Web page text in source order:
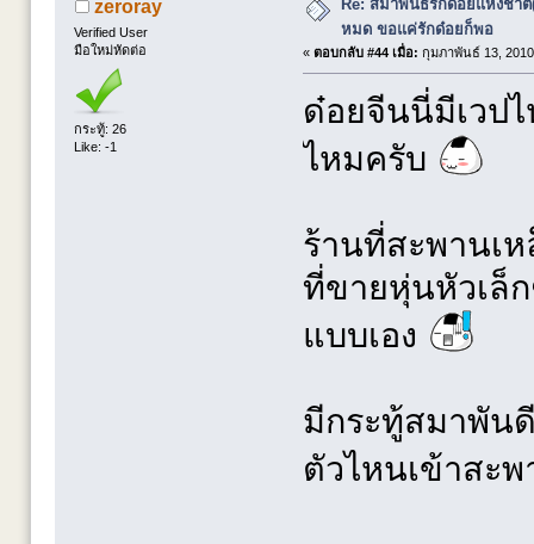
zeroray
Verified User
มือใหม่หัดต่อ
กระทู้: 26
Like: -1
Re: สมาพันธ์รักด๋อยแห่งชา
หมด ขอแค่รักด๋อยก็พอ
« ตอบกลับ #44 เมื่อ: กุมภาพันธ์ 13,
ด๋อยจีนนี่มีเวป
ไหมครับ
ร้านที่สะพานเ
ที่ขายหุ่นหัวเล็
แบบเอง
มีกระทู้สมาพัน
ตัวไหนเข้าสะ